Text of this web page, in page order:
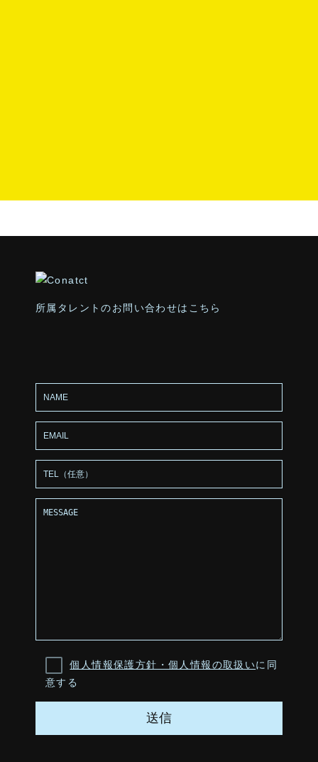
所属タレントのお問い合わせはこちら
個人情報保護方針・個人情報の取扱いに同
意する